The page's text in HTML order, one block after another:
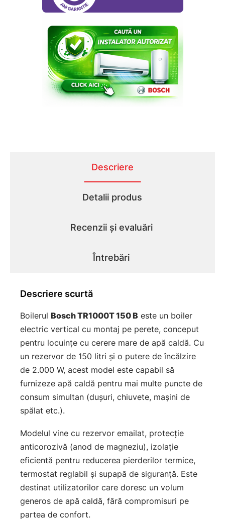
Descriere
Detalii produs
Recenzii și evaluări
Întrebări
Descriere scurtă
Boilerul Bosch TR1000T 150 B este un boiler
electric vertical cu montaj pe perete, conceput
pentru locuințe cu cerere mare de apă caldă. Cu
un rezervor de 150 litri și o putere de încălzire
de 2.000 W, acest model este capabil să
furnizeze apă caldă pentru mai multe puncte de
consum simultan (dușuri, chiuvete, mașini de
spălat etc.).
Modelul vine cu rezervor emailat, protecție
anticorozivă (anod de magneziu), izolație
eficientă pentru reducerea pierderilor termice,
termostat reglabil și supapă de siguranță. Este
destinat utilizatorilor care doresc un volum
generos de apă caldă, fără compromisuri pe
partea de confort.